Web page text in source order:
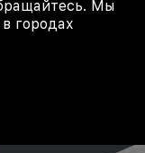
Мы
городах